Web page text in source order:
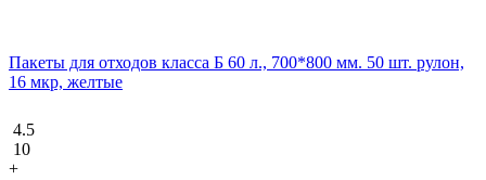
Пакеты для отходов класса Б 60 л., 700*800 мм. 50 шт. рулон,
16 мкр, желтые
4.5
10
+